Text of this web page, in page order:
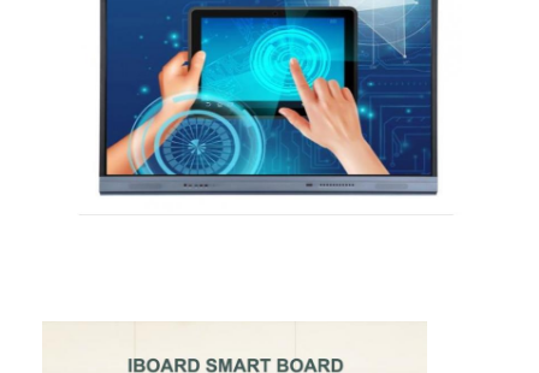
Tableau noir intelligent
Panneau interactif de projecteur
Cadre infrarouge de contact
Support interactif de tableau blanc
Caméra de document de visualiseur
Kiosque d'écran tactile